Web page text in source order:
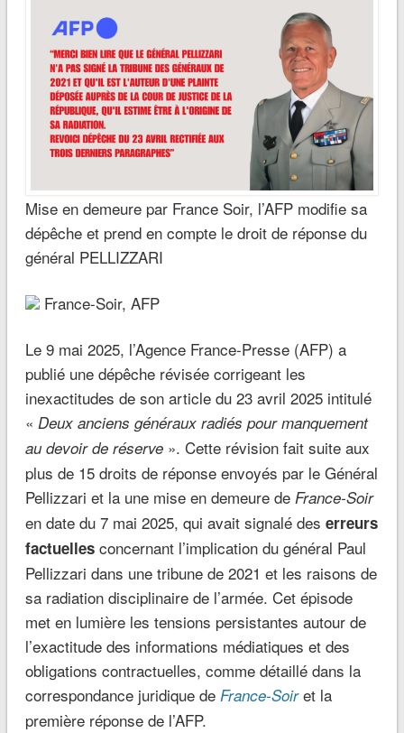
Mise en demeure par France Soir, l’AFP modifie sa
dépêche et prend en compte le droit de réponse du
général PELLIZZARI
France-Soir, AFP
Le 9 mai 2025, l’Agence France-Presse (AFP) a
publié une dépêche révisée corrigeant les
inexactitudes de son article du 23 avril 2025 intitulé
« Deux anciens généraux radiés pour manquement
au devoir de réserve». Cette révision fait suite aux
plus de 15 droits de réponse envoyés par le Général
Pellizzari et la une mise en demeure de France-Soir
en date du 7 mai 2025, qui avait signalé des erreurs
factuellesconcernant l’implication du général Paul
Pellizzari dans une tribune de 2021 et les raisons de
sa radiation disciplinaire de l’armée. Cet épisode
met en lumière les tensions persistantes autour de
l’exactitude des informations médiatiques et des
obligations contractuelles, comme détaillé dans la
correspondance juridique de France-Soiret la
première réponse de l’AFP.